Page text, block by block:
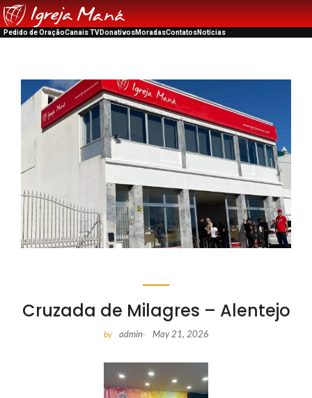
Pedido de OraçãoCanais TVDonativosMoradasContatosNotícias
Cruzada de Milagres – Alentejo
by admin- May 21, 2026